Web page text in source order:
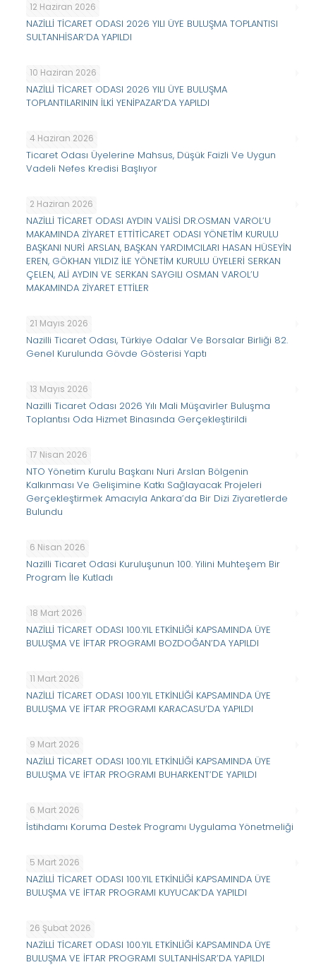
12 Haziran 2026
NAZİLLİ TİCARET ODASI 2026 YILI ÜYE BULUŞMA TOPLANTISI
SULTANHİSAR’DA YAPILDI
10 Haziran 2026
NAZİLLİ TİCARET ODASI 2026 YILI ÜYE BULUŞMA
TOPLANTILARININ İLKİ YENİPAZAR’DA YAPILDI
4 Haziran 2026
Ticaret Odası Üyelerine Mahsus, Düşük Faizli Ve Uygun
Vadeli Nefes Kredisi Başlıyor
2 Haziran 2026
NAZİLLİ TİCARET ODASI AYDIN VALİSİ DR.OSMAN VAROL’U
MAKAMINDA ZİYARET ETTİTİCARET ODASI YÖNETİM KURULU
BAŞKANI NURİ ARSLAN, BAŞKAN YARDIMCILARI HASAN HÜSEYİN
EREN, GÖKHAN YILDIZ İLE YÖNETİM KURULU ÜYELERİ SERKAN
ÇELEN, ALİ AYDIN VE SERKAN SAYGILI OSMAN VAROL’U
MAKAMINDA ZİYARET ETTİLER
21 Mayıs 2026
Nazilli Ticaret Odası, Türkiye Odalar Ve Borsalar Birliği 82.
Genel Kurulunda Gövde Gösterisi Yaptı
13 Mayıs 2026
Nazilli Ticaret Odası 2026 Yılı Mali Müşavirler Buluşma
Toplantısı Oda Hizmet Binasında Gerçekleştirildi
17 Nisan 2026
NTO Yönetim Kurulu Başkanı Nuri Arslan Bölgenin
Kalkınması Ve Gelişimine Katkı Sağlayacak Projeleri
Gerçekleştirmek Amacıyla Ankara’da Bir Dizi Ziyaretlerde
Bulundu
6 Nisan 2026
Nazilli Ticaret Odasi Kuruluşunun 100. Yilini Muhteşem Bir
Program İle Kutladı
18 Mart 2026
NAZİLLİ TİCARET ODASI 100.YIL ETKİNLİĞİ KAPSAMINDA ÜYE
BULUŞMA VE İFTAR PROGRAMI BOZDOĞAN’DA YAPILDI
11 Mart 2026
NAZİLLİ TİCARET ODASI 100.YIL ETKİNLİĞİ KAPSAMINDA ÜYE
BULUŞMA VE İFTAR PROGRAMI KARACASU’DA YAPILDI
9 Mart 2026
NAZİLLİ TİCARET ODASI 100.YIL ETKİNLİĞİ KAPSAMINDA ÜYE
BULUŞMA VE İFTAR PROGRAMI BUHARKENT’DE YAPILDI
6 Mart 2026
İstihdamı Koruma Destek Programı Uygulama Yönetmeliği
5 Mart 2026
NAZİLLİ TİCARET ODASI 100.YIL ETKİNLİĞİ KAPSAMINDA ÜYE
BULUŞMA VE İFTAR PROGRAMI KUYUCAK’DA YAPILDI
26 Şubat 2026
NAZİLLİ TİCARET ODASI 100.YIL ETKİNLİĞİ KAPSAMINDA ÜYE
BULUŞMA VE İFTAR PROGRAMI SULTANHİSAR’DA YAPILDI